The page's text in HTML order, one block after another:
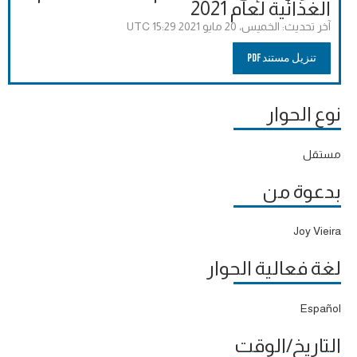
الغذائية لعام 2021
آخر تحديث: الخميس، 20 مايو 2021 15:29 UTC
تنزيل مستند PDF
نوع الحوار
مستقل
بدعوة من
Joy Vieira
لغة فعالية الحوار
Español
التاريخ/الوقت